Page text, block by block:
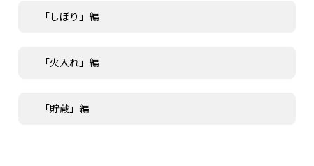
「しぼり」編
「火入れ」編
「貯蔵」編